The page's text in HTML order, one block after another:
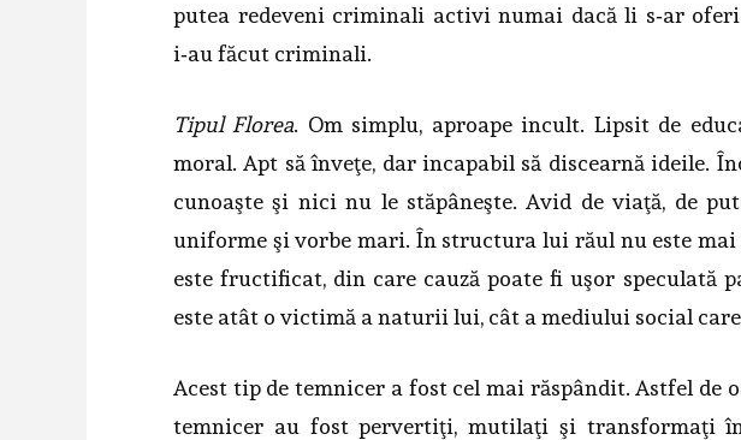
putea redeveni criminali ac­tivi numai dacă li s‑ar
i‑au făcut criminali.
Tipul Florea. Om simplu, aproape incult. Lipsit de
moral. Apt să înveţe, dar incapabil să discearnă ideile.
cunoaşte şi nici nu le stăpâneşte. Avid de viaţă, de
uniforme şi vorbe mari. În structura lui răul nu este mai
este fructificat, din care ca­uză poate fi uşor speculată
este atât o victimă a naturii lui, cât a mediului social
Acest tip de temnicer a fost cel mai răspândit. Astfel de
temnicer au fost pervertiţi, mu­tilaţi şi transformaţi